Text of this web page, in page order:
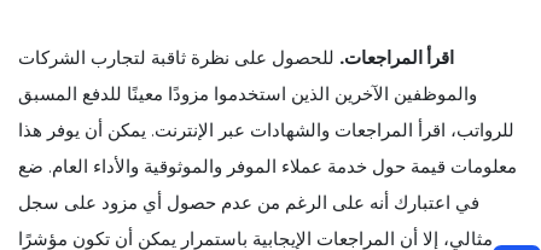
اقرأ المراجعات. للحصول على نظرة ثاقبة لتجارب الشركات
والموظفين الآخرين الذين استخدموا مزودًا معينًا للدفع المسبق
للرواتب، اقرأ المراجعات والشهادات عبر الإنترنت. يمكن أن يوفر هذا
معلومات قيمة حول خدمة عملاء الموفر والموثوقية والأداء العام. ضع
في اعتبارك أنه على الرغم من عدم حصول أي مزود على سجل
مثالي، إلا أن المراجعات الإيجابية باستمرار يمكن أن تكون مؤشرًا